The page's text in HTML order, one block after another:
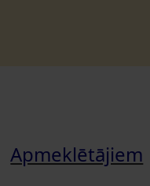
Apmeklētājiem